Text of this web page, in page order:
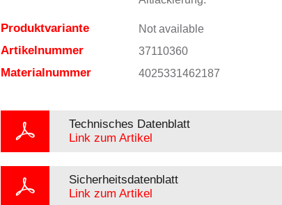
Produktvariante Not available
Artikelnummer 37110360
Materialnummer 4025331462187
Technisches Datenblatt
Link zum Artikel
Sicherheitsdatenblatt
Link zum Artikel